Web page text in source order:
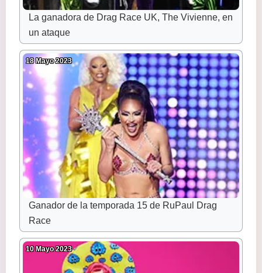
La ganadora de Drag Race UK, The Vivienne, en
un ataque
18 Mayo 2023
Ganador de la temporada 15 de RuPaul Drag
Race
10 Mayo 2023